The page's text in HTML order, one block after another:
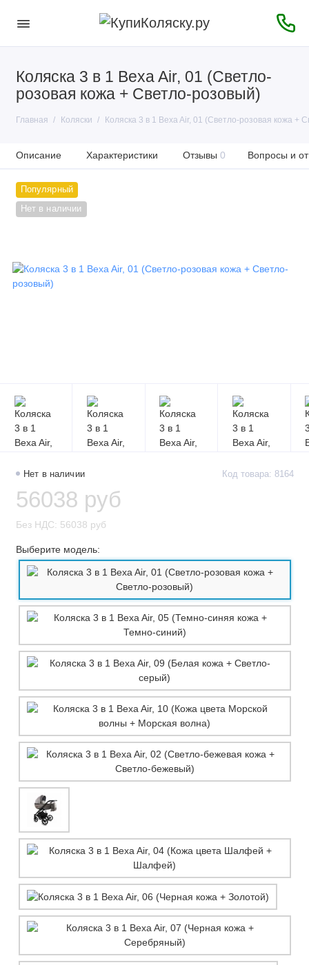
Коляска 3 в 1 Bexa Air, 01 (Светло-
розовая кожа + Светло-розовый)
Главная Коляски Коляска 3 в 1 Bexa Air, 01 (Светло-розовая кожа +
Описание Характеристики Отзывы 0 Вопросы и
Популярный
Нет в наличии
Нет в наличии Код товара: 8164
56038 руб
Без НДС: 56038 руб
Выберите модель: